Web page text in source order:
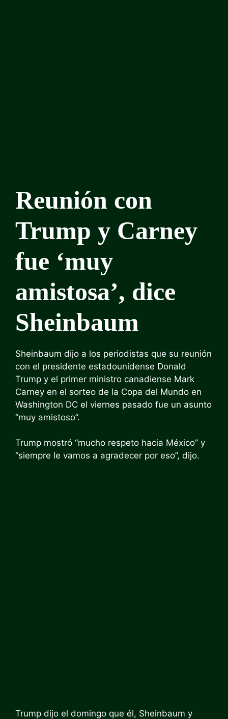
Reunión con
Trump y Carney
fue ‘muy
amistosa’, dice
Sheinbaum
Sheinbaum dijo a los periodistas que su reunión
con el presidente estadounidense Donald
Trump y el primer ministro canadiense Mark
Carney en el sorteo de la Copa del Mundo en
Washington DC el viernes pasado fue un asunto
“muy amistoso”.
Trump mostró “mucho respeto hacia México” y
“siempre le vamos a agradecer por eso”, dijo.
Trump dijo el domingo que él, Sheinbaum y